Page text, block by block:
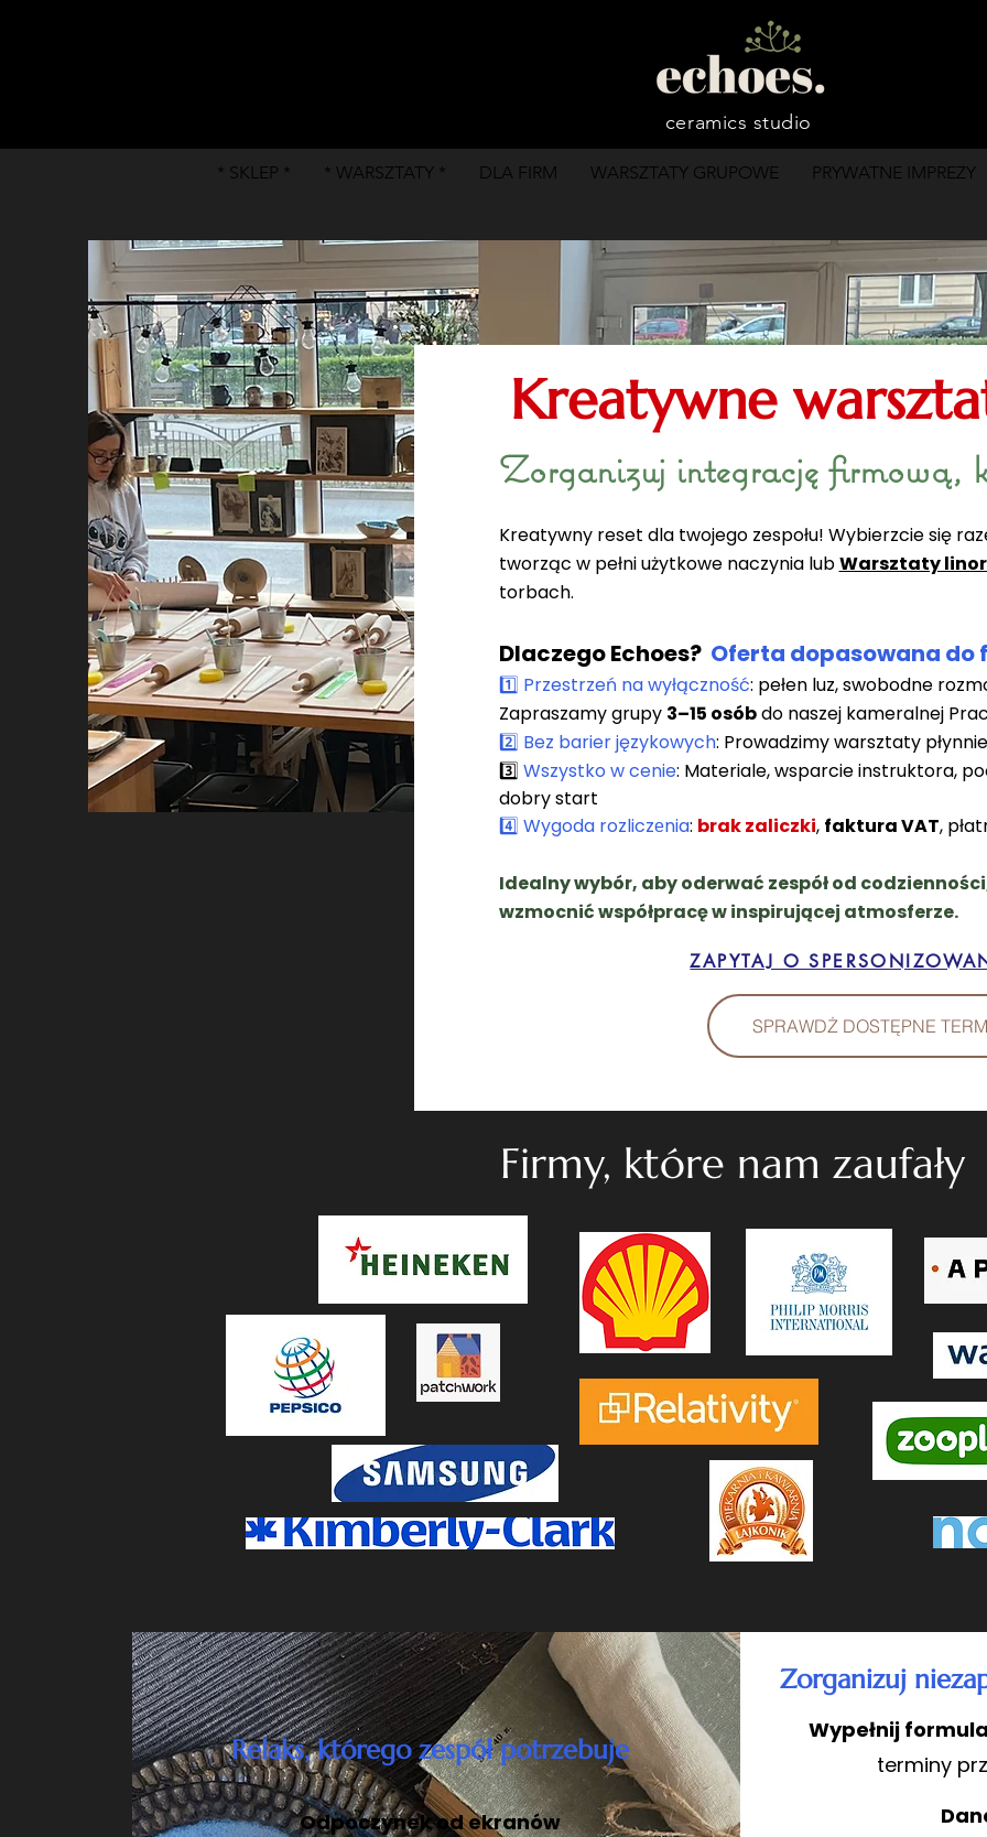
ceramics studio
* SKLEP * * WARSZTATY * DLA FIRM WARSZTATY GRUPOWE PRYWATNE IMPREZY
Kreatywne
Zorganizuj integrację firmową,
Kreatywny reset dla twojego zespołu! Wybierzcie się
tworząc w pełni użytkowe naczynia lubWarsztaty
torbach.
Dlaczego Echoes? Oferta dopasowana
1️⃣ Przestrzeń na wyłączność: pełen luz, swobodne
Zapraszamy grupy 3–15 osóbdo naszej kameralnej
2️⃣ Bez barier językowych: Prowadzimy warsztaty
​3️⃣ Wszystko w cenie: Materiale, wsparcie instruktora,
dobry start
4️⃣ Wygoda rozliczеnia: brak zaliczki, faktura VAT,
Idealny wybór, aby oderwać zespół od
wzmocnić współpracę w inspirującej atmosferze.
ZAPYTAJ O
SPRAWDŻ DOSTĘPNE
Firmy, które nam zaufały
Relaks, którego zespół potrzebuje
Odpoczynek od ekranów
Zorganizuj
Wypełnij
terminy